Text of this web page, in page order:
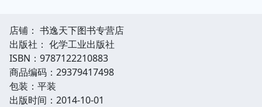
店铺： 书逸天下图书专营店
出版社： 化学工业出版社
ISBN：9787122210883
商品编码：29379417498
包装：平装
出版时间：2014-10-01